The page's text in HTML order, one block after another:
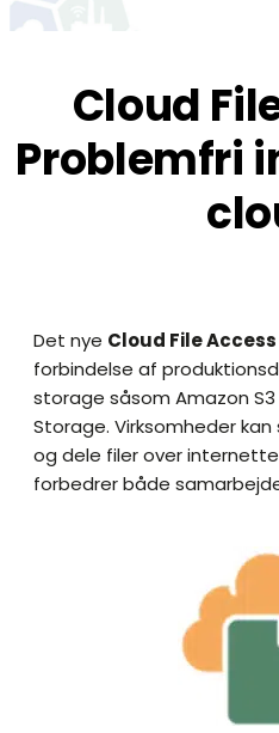
Cloud
Problemfri
Det nye Cloud File Access
forbindelse af
storage såsom Amazon
Storage. Virksomheder
og dele filer over
forbedrer både